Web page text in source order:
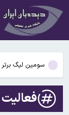
من تذکر حجاب
می‌دهند
حمله مسلحانه
۵۶ سال قبل در چنین روزی؛ کفش ملی ایران به شوروی صادر شد
سومین لیگ
توافق دمشق و
اعترافات دختر